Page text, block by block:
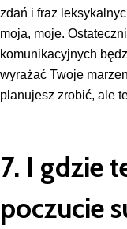
zdań i fraz
moja, moje.
komunikacyjnych
wyrażać Twoje
planujesz zrobić, ale
7. I gdzie
poczucie